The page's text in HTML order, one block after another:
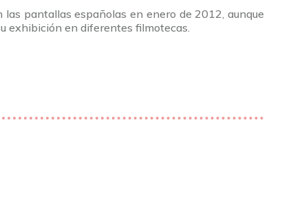
pantallas españolas en enero de 2012, aunque
exhibición en diferentes filmotecas.